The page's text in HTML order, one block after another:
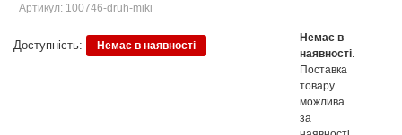
Артикул: 100746-druh-miki
Доступність: Немає в наявності
Немає в
наявності
Поставка
товару
можлива
за